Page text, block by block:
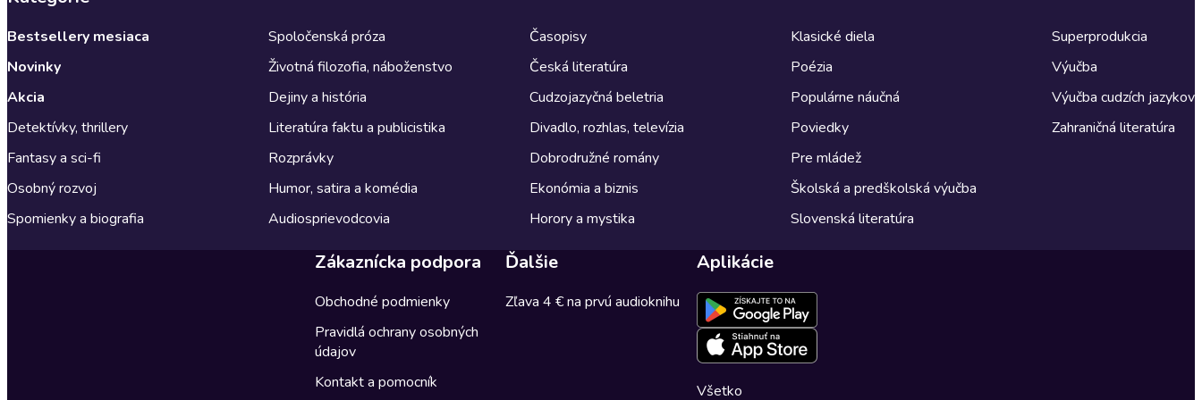
Bestsellery mesiaca
Novinky
Akcia
Detektívky, thrillery
Fantasy a sci-fi
Osobný rozvoj
Spomienky a biografia
Spoločenská próza
Životná filozofia, náboženstvo
Dejiny a história
Literatúra faktu a publicistika
Rozprávky
Humor, satira a komédia
Audiosprievodcovia
Časopisy
Česká literatúra
Cudzojazyčná beletria
Divadlo, rozhlas, televízia
Dobrodružné romány
Ekonómia a biznis
Horory a mystika
Klasické diela
Poézia
Populárne náučná
Poviedky
Pre mládež
Školská a predškolská výučba
Slovenská literatúra
Superprodukcia
Výučba
Výučba cudzích jazykov
Zahraničná literatúra
Zákaznícka podpora
Obchodné podmienky
Pravidlá ochrany osobných
údajov
Kontakt a pomocník
Ďalšie
Zľava 4 € na prvú audioknihu
Aplikácie
Všetko